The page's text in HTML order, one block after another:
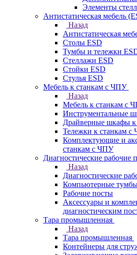
Элементы
Антистатическая мебель
Назад
Антистатическая
Столы ESD
Тумбы и тележки
Стеллажи ESD
Стойки ESD
Стулья ESD
Мебель к станкам с ЧПУ
Назад
Мебель к станкам с
Инструментальные
Драйверные шкафы
Тележки к станкам
Комплектующие и
станкам с ЧПУ
Диагностические рабочие
Назад
Диагностические
Компьютерные
Рабочие посты
Аксессуары и
диагностическим
Тара промышленная
Назад
Тара промышленная
Контейнеры для